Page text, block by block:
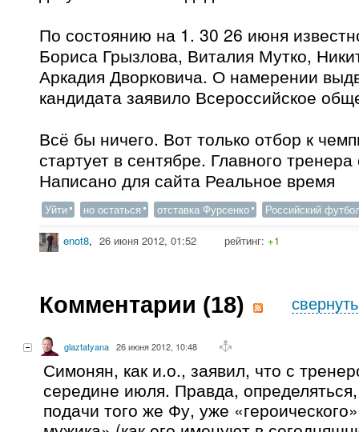
По состоянию на 1. 30 26 июня
Бориса Грызлова, Виталия Мутко,
Аркадия Дворковича. О намерении
кандидата заявило Всероссийское
Всё бы ничего. Вот только отбор к
стартует в сентябре. Главного
Написано для сайта Реальное время
Уйти но остаться отставка Фурсенко Российский
enot8, 26 июня 2012, 01:52 рейтинг: +1
Комментарии (18) свернуть
glaztatyana 26 июня 2012, 10:48
Симонян, как и.о., заявил, что с
середине июля. Правда,
подачи того же Фу, уже